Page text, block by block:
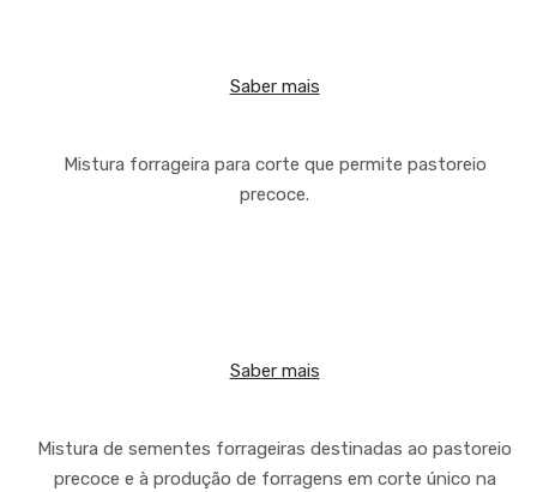
Saber mais
Mistura forrageira para corte que permite pastoreio
precoce.
Saber mais
Mistura de sementes forrageiras destinadas ao pastoreio
precoce e à produção de forragens em corte único na